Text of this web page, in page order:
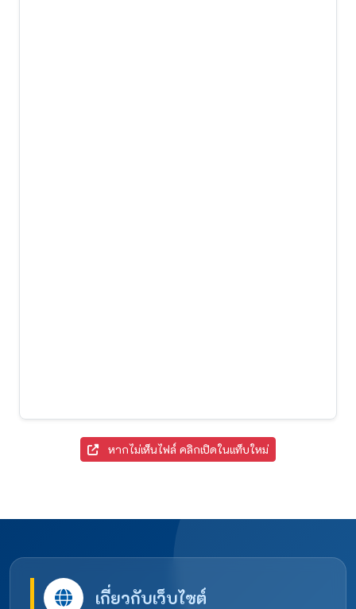
หากไม่เห็นไฟล์ คลิกเปิดในแท็บใหม่
เกี่ยวกับเว็บไซต์